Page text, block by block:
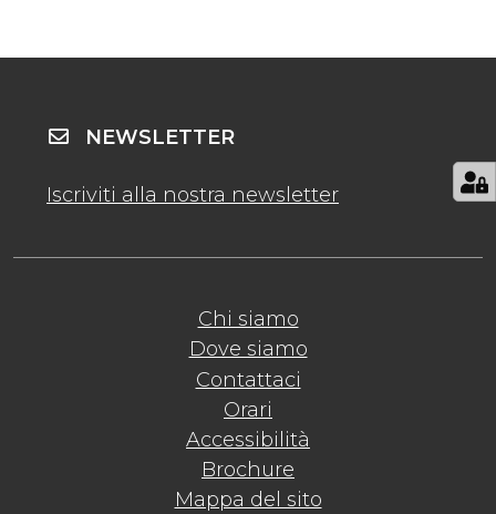
Chi siamo
Dove siamo
Contattaci
Orari
Accessibilità
Brochure
Mappa del sito
NEWSLETTER
Iscriviti alla nostra newsletter